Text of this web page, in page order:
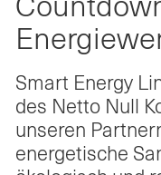
Smart Energy
des Netto Null
unseren
energetische